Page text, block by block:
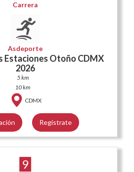
Carrera
Asdeporte
Estaciones Otoño CDMX
2026
5 km
10 km
CDMX
Regístrate
9